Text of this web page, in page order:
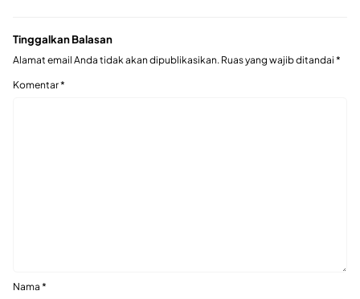
Tinggalkan Balasan
Alamat email Anda tidak akan dipublikasikan. Ruas yang wajib ditandai *
Komentar*
Nama *